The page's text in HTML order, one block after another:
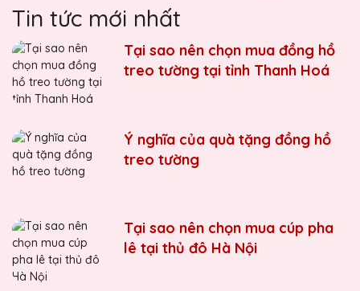
Tin tức mới nhất
Tại sao nên chọn mua đồng hồ
treo tường tại tỉnh Thanh Hoá
Ý nghĩa của quà tặng đồng hồ
treo tường
Tại sao nên chọn mua cúp pha
lê tại thủ đô Hà Nội